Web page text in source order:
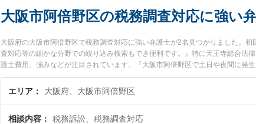
大阪市阿倍野区の税務調査対応に強い
大阪府の大阪市阿倍野区で税務調査対応に強い弁護士が2名見つかりました。
査対応等の細かな分野での絞り込み検索もでき便利です。』特に天王寺総合法
護士費用、強みなどが注目されています。『大阪市阿倍野区で土日や夜間に発
績豊富な近くの弁護士を検索したい』『初回相談無料で税務調査対応を法律相
エリア 大阪府、大阪市阿倍野区
相談内容 税務訴訟、税務調査対応